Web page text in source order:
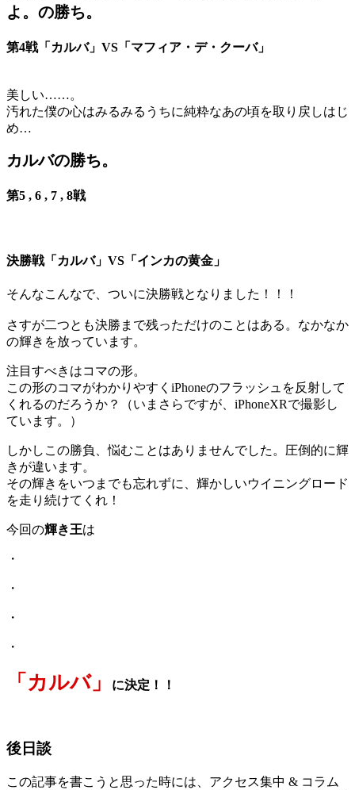
よ。の勝ち。
第4戦「カルバ」VS「マフィア・デ・クーバ」
美しい……。
汚れた僕の心はみるみるうちに純粋なあの頃を取り戻しはじ
め…
カルバの勝ち。
第5 , 6 , 7 , 8戦
決勝戦「カルバ」VS「インカの黄金」
そんなこんなで、ついに決勝戦となりました！！！
さすが二つとも決勝まで残っただけのことはある。なかなか
の輝きを放っています。
注目すべきはコマの形。
この形のコマがわかりやすくiPhoneのフラッシュを反射して
くれるのだろうか？（いまさらですが、iPhoneXRで撮影し
ています。）
しかしこの勝負、悩むことはありませんでした。圧倒的に輝
きが違います。
その輝きをいつまでも忘れずに、輝かしいウイニングロード
を走り続けてくれ！
今回の輝き王は
・
・
・
・
「カルバ」 に決定！！
後日談
この記事を書こうと思った時には、アクセス集中 & コラム